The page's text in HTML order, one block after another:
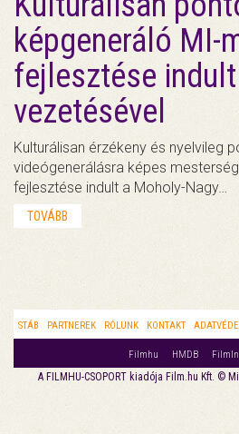
képgeneráló MI-
fejlesztése indult
vezetésével
Kulturálisan érzékeny és nyelvileg
videógenerálásra képes
fejlesztése indult a Moholy-Nagy…
TOVÁBB
STÁB PARTNEREK RÓLUNK KONTAKT
Filmhu HMDB
A FILMHU-CSOPORT kiadója Film.hu Kft. ©